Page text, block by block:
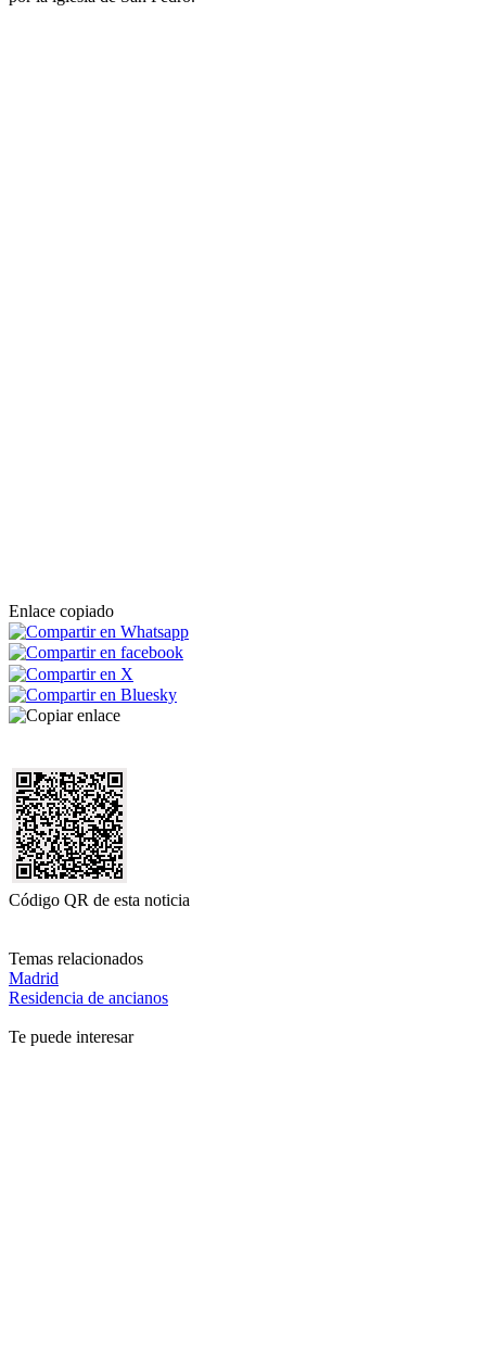
Enlace copiado
Código QR de esta noticia
Temas relacionados
Madrid
Residencia de ancianos
Te puede interesar